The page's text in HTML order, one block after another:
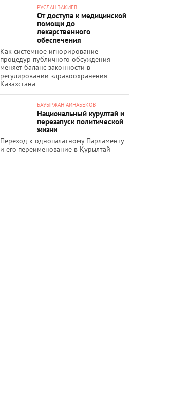
РУСЛАН ЗАКИЕВ
От доступа к медицинской
помощи до
лекарственного
обеспечения
Как системное игнорирование
процедур публичного обсуждения
меняет баланс законности в
регулировании здравоохранения
Казахстана
БАУЫРЖАН АЙНАБЕКОВ
Национальный курултай и
перезапуск политической
жизни
Переход к однопалатному Парламенту
и его переименование в Құрылтай